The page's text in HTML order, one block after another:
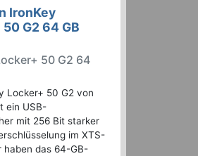
IronKey
G2 64 GB
50 G2 64
Locker+ 50 G2 von
ein USB-
mit 256 Bit starker
im XTS-
haben das 64-GB-